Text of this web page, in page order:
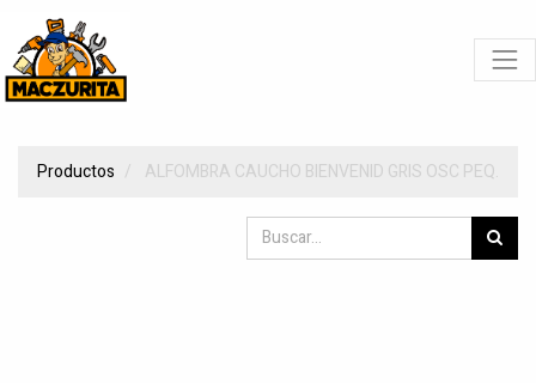
Productos ALFOMBRA CAUCHO BIENVENID GRIS OSC PEQ.